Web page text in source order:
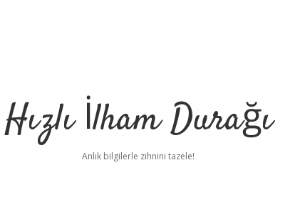
Hızlı İlham Durağı
Anlık bilgilerle zihnini tazele!